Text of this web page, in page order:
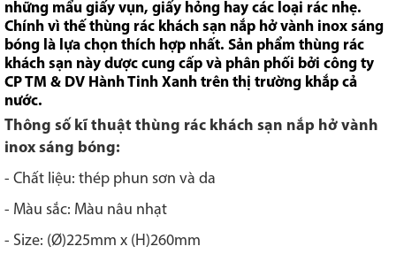
những mẩu giấy vụn, giấy hỏng hay các loại rác nhẹ.
Chính vì thế thùng rác khách sạn nắp hở vành inox sáng
bóng là lựa chọn thích hợp nhất. Sản phẩm thùng rác
khách sạn này dược cung cấp và phân phối bởi công ty
CP TM & DV Hành Tinh Xanh trên thị trường khắp cả
nước.
Thông số kĩ thuật thùng rác khách sạn nắp hở vành
inox sáng bóng:
- Chất liệu: thép phun sơn và da
- Màu sắc: Màu nâu nhạt
- Size: (Ø)225mm x (H)260mm